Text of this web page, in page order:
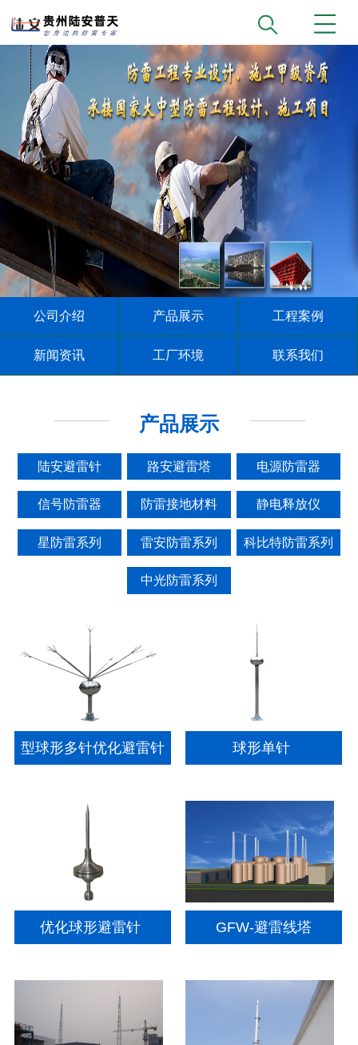
公司介绍 产品展示 工程案例
新闻资讯 工厂环境 联系我们
产品展示
陆安避雷针 路安避雷塔 电源防雷器
信号防雷器 防雷接地材料 静电释放仪
星防雷系列 雷安防雷系列 科比特防雷系列
中光防雷系列
型球形多针优化避雷针 球形单针
优化球形避雷针 GFW-避雷线塔